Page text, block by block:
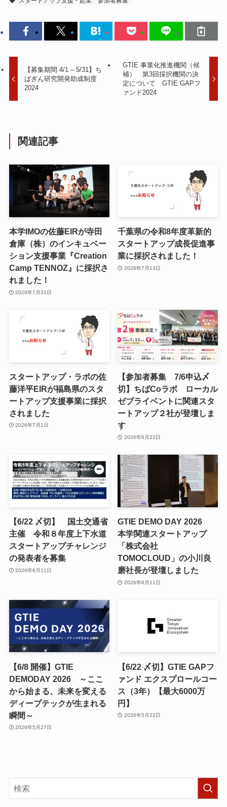
【募集期間 4/1 – 5/31】ち
ばぎん研究開発助成制度
2024
GTIE 事業化推進機関（候
補） 第3回採択機関の決
定について GTIE GAPフ
ァンド2024
関連記事
本学IMOの佐藤EIRが寺田
倉庫（株）のインキュベー
ション支援事業『Creation
Camp TENNOZ』に採択さ
れました！
2026年7月31日
千葉県の令和8年度⾰新的
スタートアップ成⻑促進事
業に採択されました！
2026年7月13日
スタートアップ・ラボの佐
藤洋平EIRが福島県のスタ
ートアップ支援事業に採択
されました
2026年7月1日
【参加者募集 7/6申込〆
切】ちばCoラボ ローカル
ゼブライベントに関連スタ
ートアップ２社が登壇しま
す
2026年6月22日
【6/22 〆切】 国土交通省
主催 令和８年度上下水道
スタートアップチャレンジ
の発表者を募集
2026年6月11日
GTIE DEMO DAY 2026
本学関連スタートアップ
「株式会社
TOMOCLOUD」の小川良
磨社長が登壇しました
2026年6月11日
【6/8 開催】GTIE
DEMODAY 2026 ～ここ
から始まる、未来を変える
ディープテックが生まれる
瞬間～
2026年5月27日
【6/22 〆切】GTIE GAPフ
ァンド エクスプロールコー
ス（3年）【最大6000万
円】
2026年5月22日